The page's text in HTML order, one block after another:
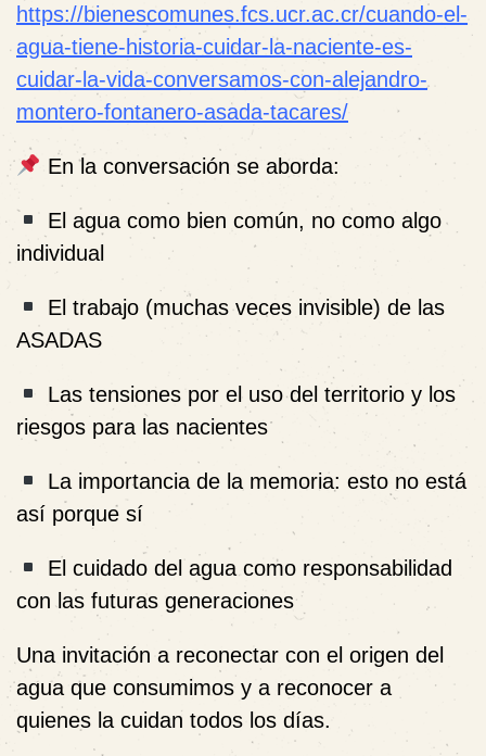
https://bienescomunes.fcs.ucr.ac.cr/cuando-el-
agua-tiene-historia-cuidar-la-naciente-es-
cuidar-la-vida-conversamos-con-alejandro-
montero-fontanero-asada-tacares/
En la conversación se aborda:
El agua como bien común, no como algo
individual
El trabajo (muchas veces invisible) de las
ASADAS
Las tensiones por el uso del territorio y los
riesgos para las nacientes
La importancia de la memoria: esto no está
así porque sí
El cuidado del agua como responsabilidad
con las futuras generaciones
Una invitación a reconectar con el origen del
agua que consumimos y a reconocer a
quienes la cuidan todos los días.